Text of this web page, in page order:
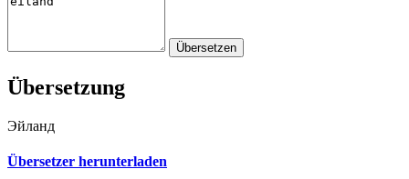
Übersetzung
Эйланд
Übersetzer herunterladen